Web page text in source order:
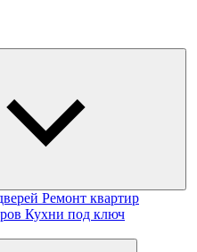
Ремонт квартир
Кухни под ключ